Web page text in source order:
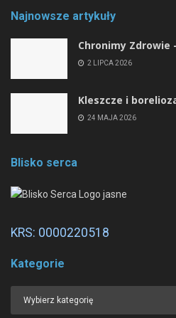
Najnowsze artykuły
Chronimy Zdrowie
2 LIPCA 2026
Kleszcze i
24 MAJA 2026
Blisko serca
KRS: 0000220518
Kategorie